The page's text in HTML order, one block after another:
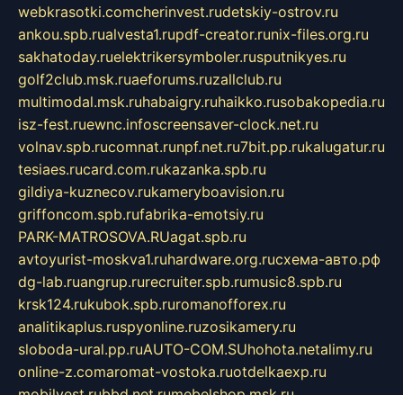
webkrasotki.comcherinvest.rudetskiy-ostrov.ru
ankou.spb.rualvesta1.rupdf-creator.runix-files.org.ru
sakhatoday.ruelektrikersymboler.rusputnikyes.ru
golf2club.msk.ruaeforums.ruzallclub.ru
multimodal.msk.ruhabaigry.ruhaikko.rusobakopedia.ru
isz-fest.ruewnc.infoscreensaver-clock.net.ru
volnav.spb.rucomnat.runpf.net.ru7bit.pp.rukalugatur.ru
tesiaes.rucard.com.rukazanka.spb.ru
gildiya-kuznecov.rukameryboavision.ru
griffoncom.spb.rufabrika-emotsiy.ru
PARK-MATROSOVA.RUagat.spb.ru
avtoyurist-moskva1.ruhardware.org.ruсхема-авто.рф
dg-lab.ruangrup.rurecruiter.spb.rumusic8.spb.ru
krsk124.rukubok.spb.ruromanofforex.ru
analitikaplus.ruspyonline.ruzosikamery.ru
sloboda-ural.pp.ruAUTO-COM.SUhohota.netalimy.ru
online-z.comaromat-vostoka.ruotdelkaexp.ru